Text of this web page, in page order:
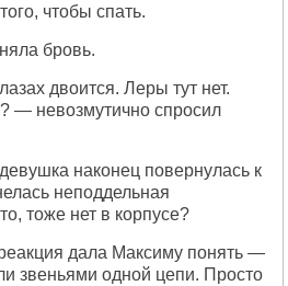
чтобы спать.
бровь.
двоится. Леры тут нет.
— невозмутично спросил
наконец повернулась к
неподдельная
тоже нет в корпусе?
дала Максиму понять —
звеньями одной цепи. Просто